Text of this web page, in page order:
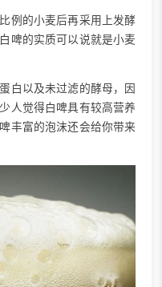
例的小麦后再采用上发酵
啤的实质可以说就是小麦
白以及未过滤的酵母，因
人觉得白啤具有较高营养
丰富的泡沫还会给你带来